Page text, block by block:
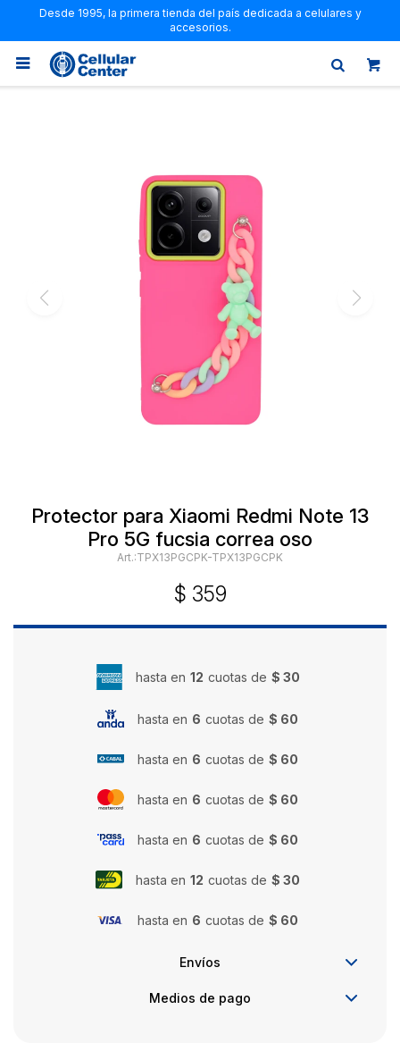
Desde 1995, la primera tienda del país dedicada a celulares y
accesorios.

Protector para Xiaomi Redmi Note 13
Pro 5G fucsia correa oso
TPX13PGCPK-TPX13PGCPK
$ 359
hasta en 12 cuotas de $ 30
hasta en 6 cuotas de $ 60
hasta en 6 cuotas de $ 60
hasta en 6 cuotas de $ 60
hasta en 6 cuotas de $ 60
hasta en 12 cuotas de $ 30
hasta en 6 cuotas de $ 60
Envíos
Medios de pago